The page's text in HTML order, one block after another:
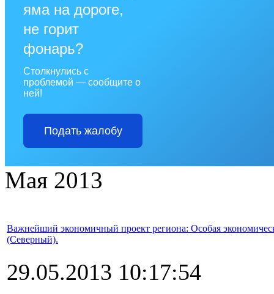
яма на дороге,
не горит
фонарь?
Столкнулись с
проблемой — сообщите о
ней!
Подать жалобу
Мая 2013
Важнейший экономичный проект региона: Особая
(Северный).
29.05.2013 10:17:54